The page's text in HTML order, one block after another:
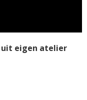
uit eigen atelier